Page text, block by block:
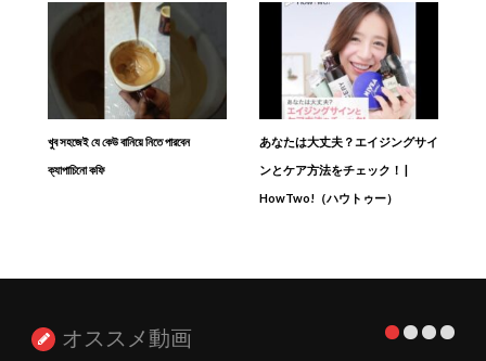
খুব সহজেই যে কেউ বানিয়ে নিতে পারবেন
ক্যাপাচিনো কফি
あなたは大丈夫？エイジングサイ
ンとケア方法をチェック！ |
HowTwo!（ハウトゥー）
オススメ動画